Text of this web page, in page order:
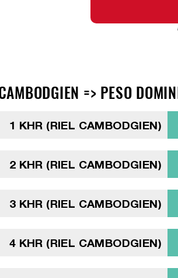
=> PESO
1 KHR (RIEL CAMBODGIEN)
2 KHR (RIEL CAMBODGIEN)
3 KHR (RIEL CAMBODGIEN)
4 KHR (RIEL CAMBODGIEN)